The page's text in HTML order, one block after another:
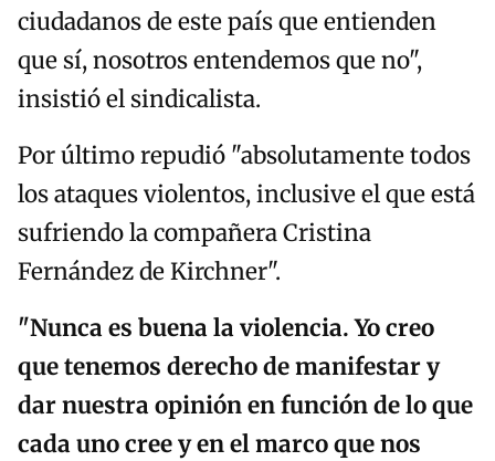
ciudadanos de este país que entienden
que sí, nosotros entendemos que no",
insistió el sindicalista.
Por último repudió "absolutamente todos
los ataques violentos, inclusive el que está
sufriendo la compañera Cristina
Fernández de Kirchner".
"Nunca es buena la violencia. Yo creo
que tenemos derecho de manifestar y
dar nuestra opinión en función de lo que
cada uno cree y en el marco que nos